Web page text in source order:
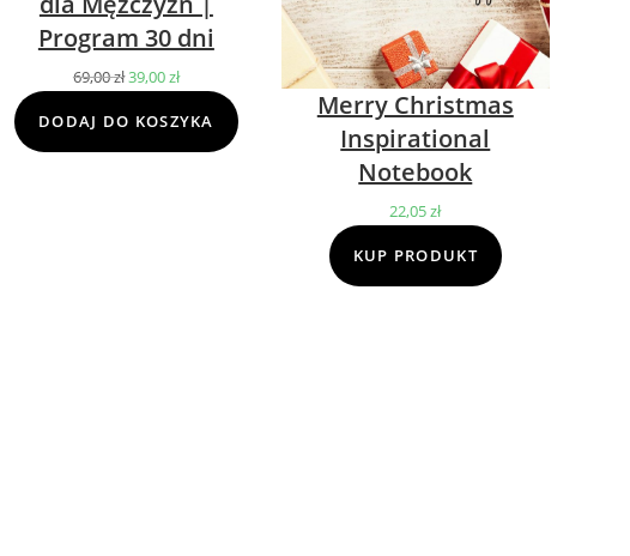
Program 30 dni
69,00złPierwotna
39,00złAktualna
wynosi:
DODAJ DO KOSZYKA
Merry Christmas
Inspirational
Notebook
22,05zł
KUP PRODUKT